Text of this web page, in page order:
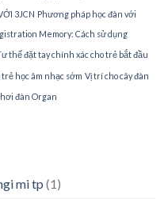
3JCN Phương pháp học đàn với
Memory: Cách sử dụng
thế đặt tay chính xác cho trẻ bắt đầu
học âm nhạc sớm Vị trí cho cây đàn
đàn Organ
mi tp (1)